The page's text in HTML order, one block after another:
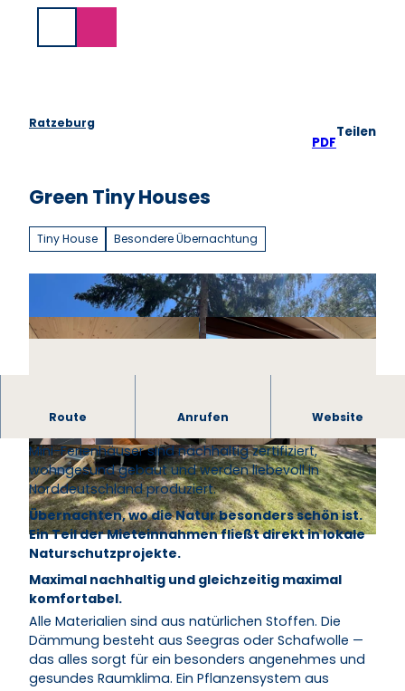
Ratzeburg
PDF
Teilen
Green Tiny Houses
Tiny House Besondere Übernachtung
© Herzogtum Lauenburg |CC-BY-NC © Herzogtum Lauenburg |CC-BY-NC
Route Anrufen Website
Besondere Erlebnisse an wunderschönen
Mini-Ferienhäuser sind nachhaltig zertifiziert,
wohngesund gebaut und werden liebevoll in
Norddeutschland produziert.
Übernachten, wo die Natur besonders schön ist.
Ein Teil der Mieteinnahmen fließt direkt in lokale
Naturschutzprojekte.
Maximal nachhaltig und gleichzeitig maximal
komfortabel.
Alle Materialien sind aus natürlichen Stoffen. Die
Dämmung besteht aus Seegras oder Schafwolle —
das alles sorgt für ein besonders angenehmes und
gesundes Raumklima. Ein Pflanzensystem aus